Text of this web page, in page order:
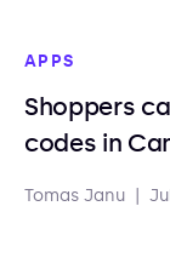
APPS
Shoppers
codes in
Tomas Janu